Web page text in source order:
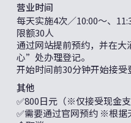
营业时间
每天实施4次／10:00〜、
限额30人
通过网站提前预约，并在
心”处办理登记。
开始时间前30分钟开始接受
其他
✅800日元（※仅接受现金支
✅需要通过官网预约 ※根据